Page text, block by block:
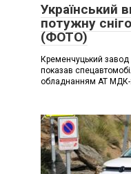
Український
потужну
(ФОТО)
Кременчуцький завод
показав
обладнанням АТ